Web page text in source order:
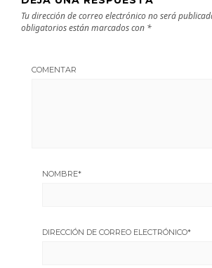
Tu dirección de correo electrónico no será
obligatorios están marcados con *
COMENTAR
NOMBRE*
DIRECCIÓN DE CORREO ELECTRÓNICO*